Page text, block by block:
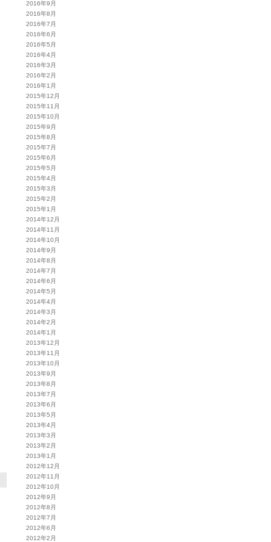
2016年9月
2016年8月
2016年7月
2016年6月
2016年5月
2016年4月
2016年3月
2016年2月
2016年1月
2015年12月
2015年11月
2015年10月
2015年9月
2015年8月
2015年7月
2015年6月
2015年5月
2015年4月
2015年3月
2015年2月
2015年1月
2014年12月
2014年11月
2014年10月
2014年9月
2014年8月
2014年7月
2014年6月
2014年5月
2014年4月
2014年3月
2014年2月
2014年1月
2013年12月
2013年11月
2013年10月
2013年9月
2013年8月
2013年7月
2013年6月
2013年5月
2013年4月
2013年3月
2013年2月
2013年1月
2012年12月
2012年11月
2012年10月
2012年9月
2012年8月
2012年7月
2012年6月
2012年2月